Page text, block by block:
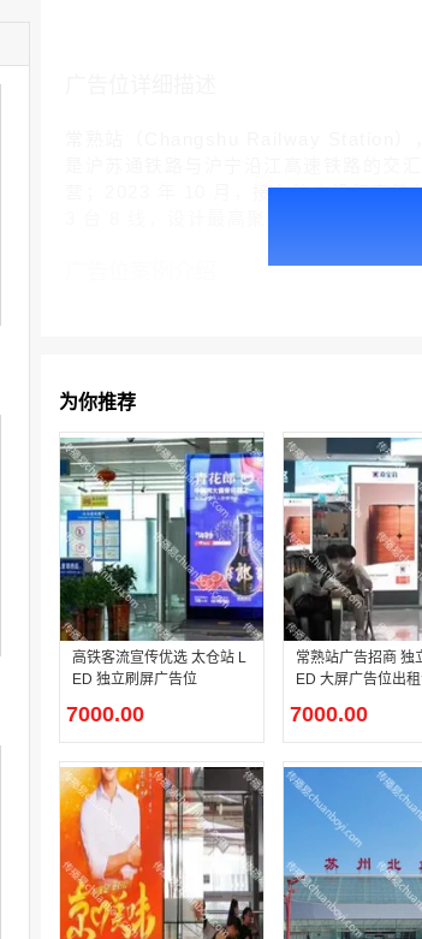
营；2023 年 10 月，接入沪宁沿江高
为你推荐
高铁客流宣传优选 太仓站 L
ED 独立刷屏广告位
7000.00
常熟站广告招商 独
ED 大屏广告位出
7000.00